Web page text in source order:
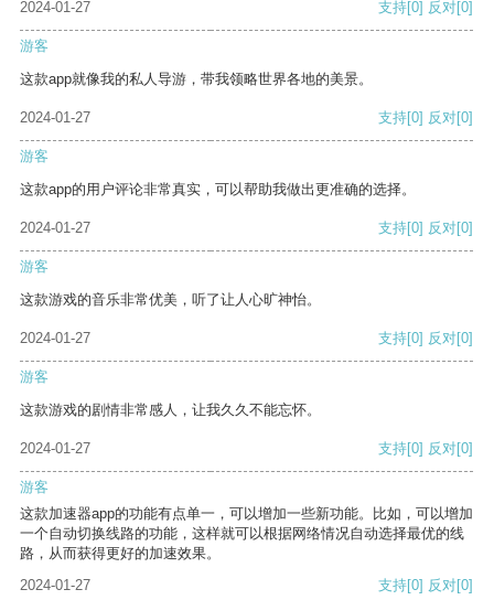
2024-01-27 支持[0] 反对[0]
游客
这款app就像我的私人导游，带我领略世界各地的美景。
2024-01-27 支持[0] 反对[0]
游客
这款app的用户评论非常真实，可以帮助我做出更准确的选择。
2024-01-27 支持[0] 反对[0]
游客
这款游戏的音乐非常优美，听了让人心旷神怡。
2024-01-27 支持[0] 反对[0]
游客
这款游戏的剧情非常感人，让我久久不能忘怀。
2024-01-27 支持[0] 反对[0]
游客
这款加速器app的功能有点单一，可以增加一些新功能。比如，可以增加
一个自动切换线路的功能，这样就可以根据网络情况自动选择最优的线
路，从而获得更好的加速效果。
2024-01-27
支持[0] 反对[0]